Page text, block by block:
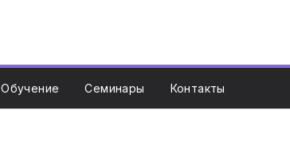
Обучение Семинары Контакты